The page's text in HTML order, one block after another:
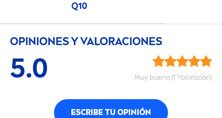
Q10
OPINIONES Y VALORACIONES
5.0 Muy bueno (1 Valoración)
ESCRIBE TU OPINIÓN